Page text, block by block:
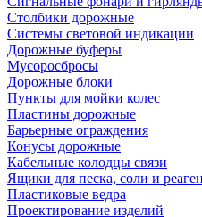
Столбики дорожные
Системы световой индикации
Дорожные буферы
Мусоросбросы
Дорожные блоки
Пункты для мойки колес
Пластины дорожные
Барьерные ограждения
Конусы дорожные
Кабельные колодцы связи
Ящики для песка, соли и
Пластиковые ведра
Проектирование изделий